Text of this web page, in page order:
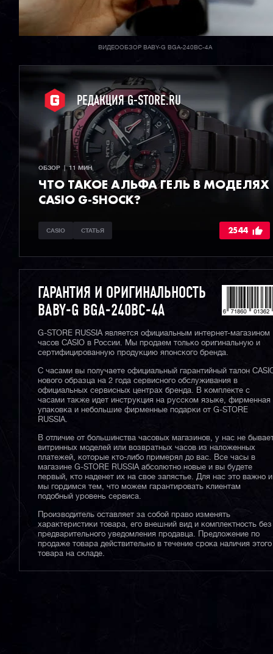
ВИДЕООБЗОР BABY-G BGA-240BC-4A
РЕДАКЦИЯ G-STORE.RU
ОБЗОР  |  11 МИН
ЧТО ТАКОЕ АЛЬФА ГЕЛЬ В МОДЕЛЯХ
CASIO G-SHOCK?
CASIO СТАТЬЯ 2544
ГАРАНТИЯ И ОРИГИНАЛЬНОСТЬ
BABY-G BGA-240BC-4A
G-STORE RUSSIA является официальным интернет-магазином
часов CASIO в России. Мы продаем только оригинальную и
сертифицированную продукцию японского бренда.
С часами вы получаете официальный гарантийный талон
нового образца на 2 года сервисного обслуживания в
официальных сервисных центрах бренда. В комплекте с
часами также идет инструкция на русском языке, фирменная
упаковка и небольшие фирменные подарки от G-STORE
RUSSIA.
В отличие от большинства часовых магазинов, у нас не
витринных моделей или возвратных часов из наложенных
платежей, которые кто-либо примерял до вас. Все часы в
магазине G-STORE RUSSIA абсолютно новые и вы будете
первый, кто наденет их на свое запястье. Для нас это важно и
мы гордимся тем, что можем гарантировать клиентам
подобный уровень сервиса.
Производитель оставляет за собой право изменять
характеристики товара, его внешний вид и комплектность без
предварительного уведомления продавца. Предложение по
продаже товара действительно в течение срока наличия этого
товара на складе.